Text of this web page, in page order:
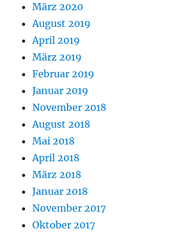
März 2020
August 2019
April 2019
März 2019
Februar 2019
Januar 2019
November 2018
August 2018
Mai 2018
April 2018
März 2018
Januar 2018
November 2017
Oktober 2017